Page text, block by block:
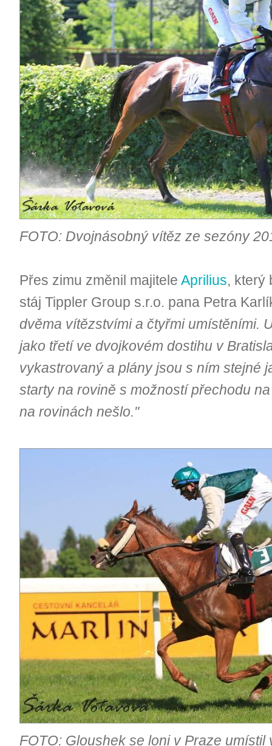
FOTO: Dvojnásobný vítěz ze sezóny
Přes zimu změnil majitele Aprilius, který
stáj Tippler Group s.r.o. pana Petra
dvěma vítězstvími a čtyřmi umístěními.
jako třetí ve dvojkovém dostihu v
vykastrovaný a plány jsou s ním stejné
starty na rovině s možností přechodu
na rovinách nešlo."
FOTO: Gloushek se loni v Praze